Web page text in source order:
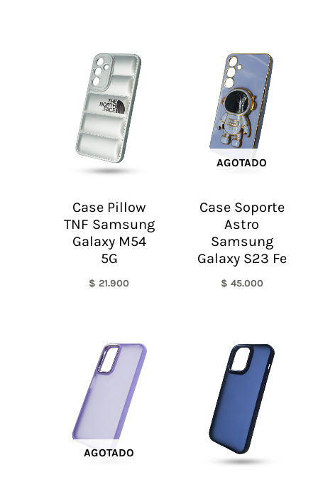
Case Pillow
TNF Samsung
Galaxy M54
5G
$ 21.900
AGOTADO
Case Soporte
Astro
Samsung
Galaxy S23 Fe
$ 45.000
AGOTADO